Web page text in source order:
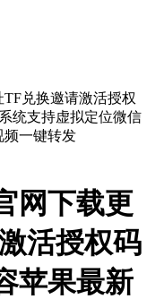
网下载更
活授权码
苹果最新